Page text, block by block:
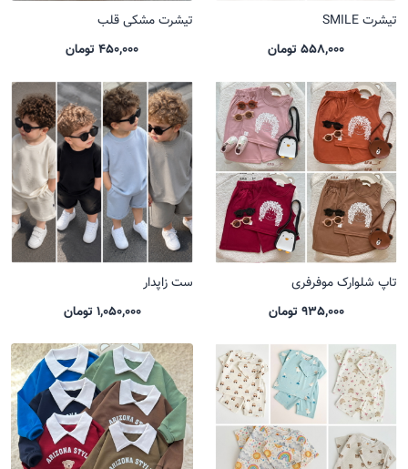
تیشرت SMILE
558,000 تومان
تیشرت مشکی قلب
450,000 تومان
تاپ شلوارک موفرفری
935,000 تومان
ست زاپدار
1,050,000 تومان